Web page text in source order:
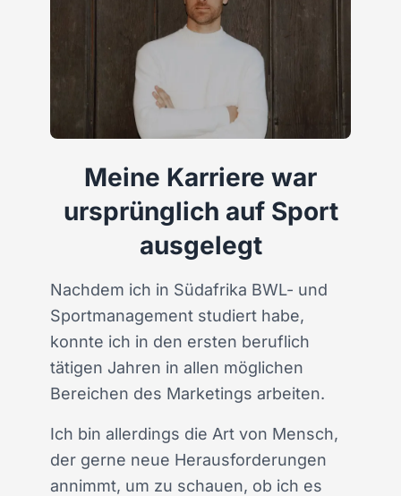
Meine Karriere war
ursprünglich auf Sport
ausgelegt
Nachdem ich in Südafrika BWL- und
Sportmanagement studiert habe,
konnte ich in den ersten beruflich
tätigen Jahren in allen möglichen
Bereichen des Marketings arbeiten.
Ich bin allerdings die Art von Mensch,
der gerne neue Herausforderungen
annimmt, um zu schauen, ob ich es